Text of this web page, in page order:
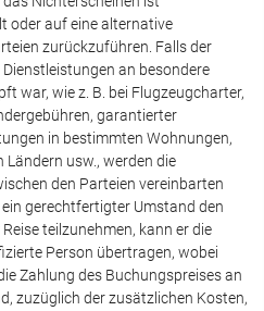
oder auf eine alternative
zurückzuführen. Falls der
an besondere
war, wie z. B. bei Flugzeugcharter,
garantierter
in bestimmten Wohnungen,
usw., werden die
den Parteien vereinbarten
gerechtfertigter Umstand den
teilzunehmen, kann er die
Person übertragen, wobei
Zahlung des Buchungspreises an
zuzüglich der zusätzlichen Kosten,